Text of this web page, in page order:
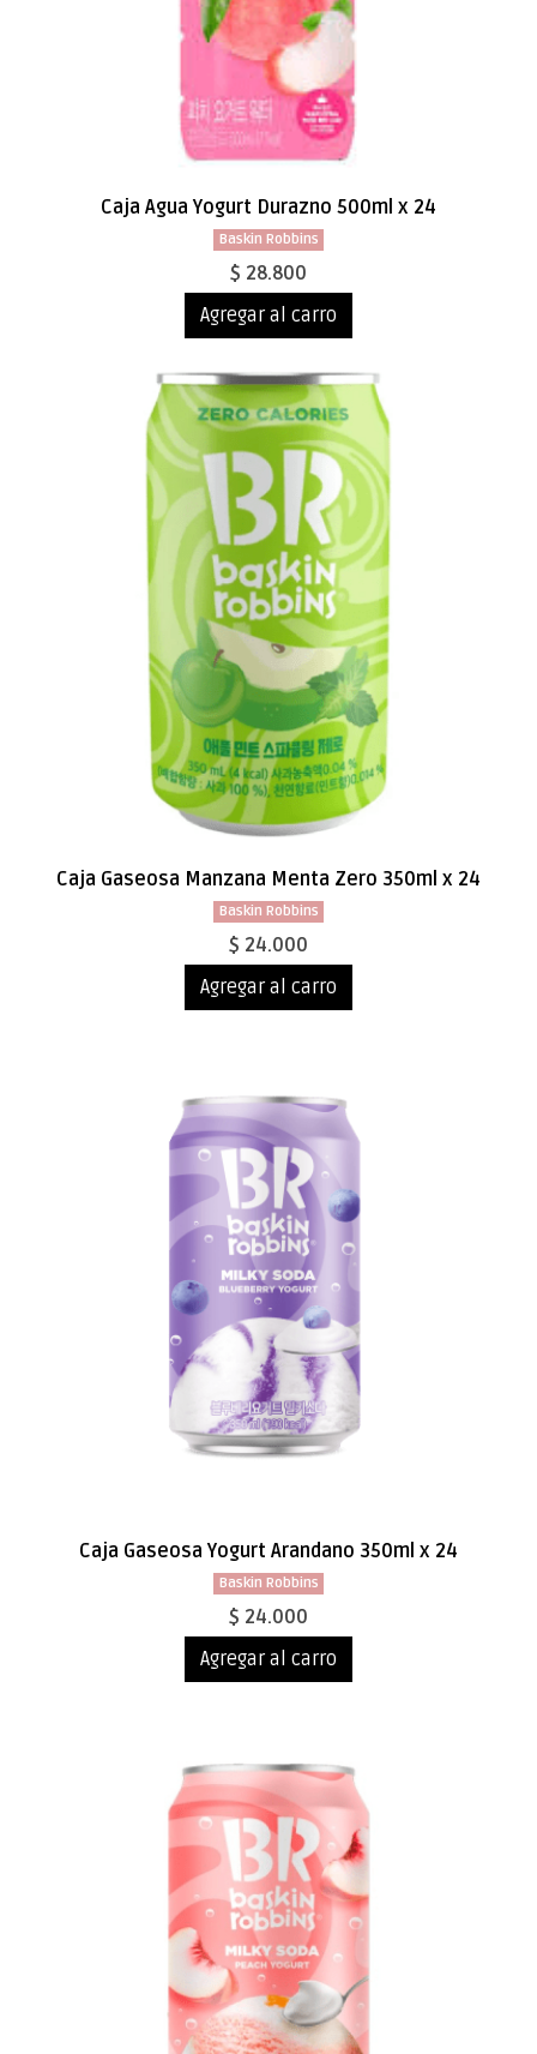
Caja Agua Yogurt Durazno 500ml x 24
Baskin Robbins
$ 28.800
Agregar al carro
Caja Gaseosa Manzana Menta Zero 350ml x 24
Baskin Robbins
$ 24.000
Agregar al carro
Caja Gaseosa Yogurt Arandano 350ml x 24
Baskin Robbins
$ 24.000
Agregar al carro